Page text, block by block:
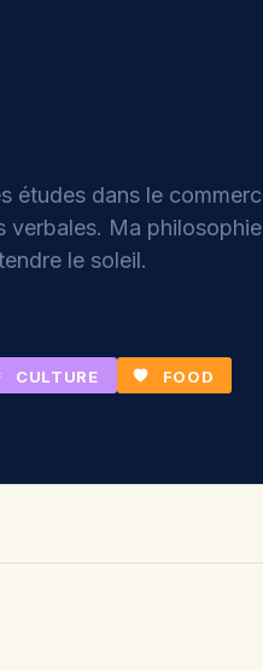
études dans le
verbales. Ma philosophie
le soleil.
CULTURE FOOD